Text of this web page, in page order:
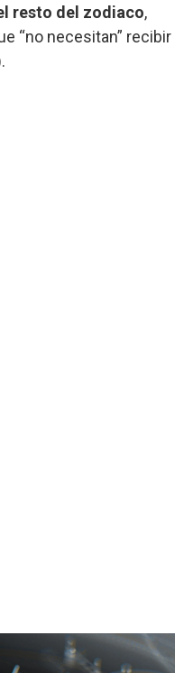
resto del zodiaco,
“no necesitan” recibir